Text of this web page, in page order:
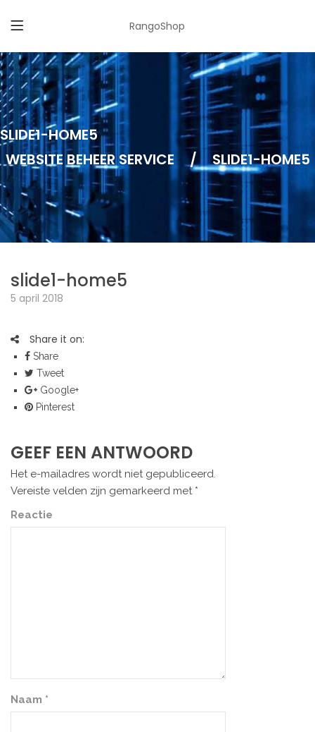
RangoShop
SLIDE1-HOME5
WEBSITE BEHEER SERVICE
/ SLIDE1-HOME5
slide1-home5
5 april 2018
Share it on:
Share
Tweet
Google+
Pinterest
GEEF EEN ANTWOORD
Het e-mailadres wordt niet gepubliceerd.
Vereiste velden zijn gemarkeerd met *
Reactie
Naam *